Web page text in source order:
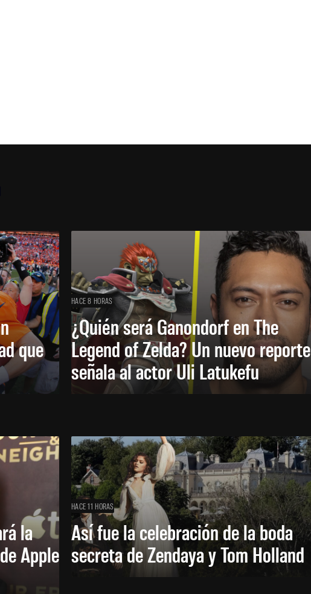
que
HACE 8 HORAS
¿Quién será Ganondorf en The
Legend of Zelda? Un nuevo reporte
señala al actor Uli Latukefu
la
Apple
HACE 11 HORAS
Así fue la celebración de la boda
secreta de Zendaya y Tom Holland